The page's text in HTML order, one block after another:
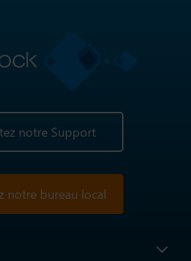
notre Support
notre bureau local